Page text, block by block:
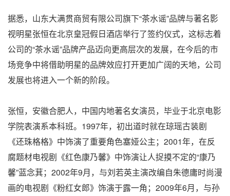
据悉，山东大满贯商贸有限公司旗下“茶水谣”品牌与著名影
视明星张恒在北京皇冠假日酒店举行了签约仪式，这标志着
公司的“茶水谣”品牌产品迈向更高层次的发展，在今后的市
场竞争中将借助明星的品牌效应打开更加广阔的天地，公司
发展也将进入一个新的阶段。
张恒，安徽合肥人，中国内地著名女演员，毕业于北京电影
学院表演系本科班。1997年，初出道时就在琼瑶古装剧
《还珠格格》中饰演了重要角色塞娅公主；2001年，在反
腐题材电视剧《红色康乃馨》中饰演让人捉摸不定的“康乃
馨”蓝念萁；2002年9月，与刘若英主演改编自朱德庸时尚漫
画的电视剧《粉红女郎》饰演于露一角；2009年6月，与孙